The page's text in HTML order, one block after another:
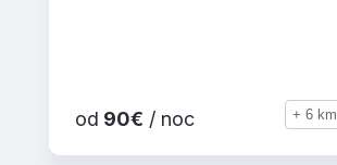
od 90€ / noc + 6 km